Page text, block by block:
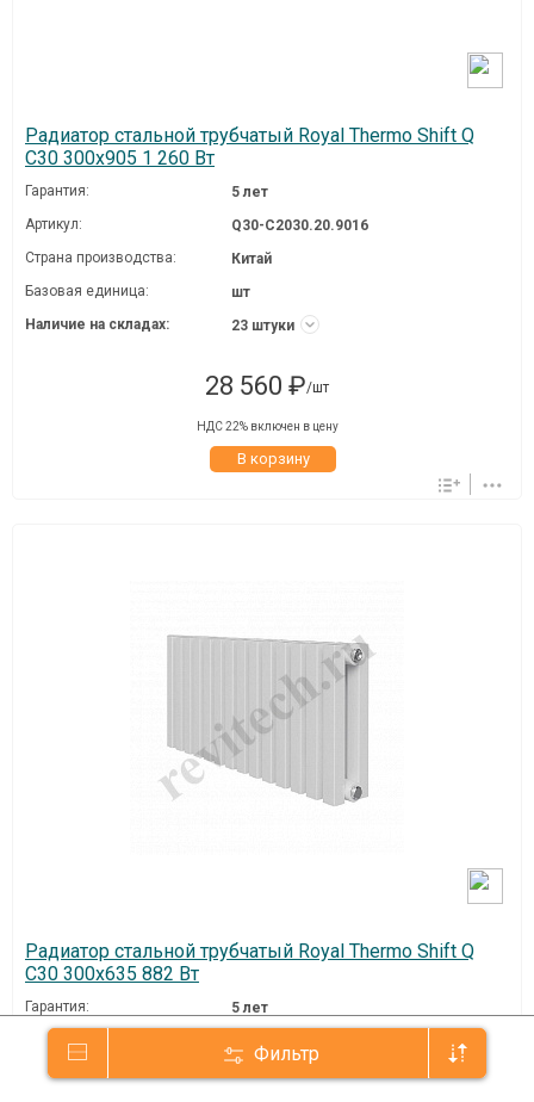
Фильтр
Радиатор стальной трубчатый Royal Thermo Shift Q
C30 300x905 1 260 Вт
Гарантия:
5 лет
Артикул:
Q30-C2030.20.9016
Страна производства:
Китай
Базовая единица:
шт
Наличие на складах:
23 штуки
28 560 ₽/шт
НДС 22% включен в цену
В корзину
Радиатор стальной трубчатый Royal Thermo Shift Q
C30 300x635 882 Вт
Гарантия:
5 лет
Артикул:
Q30-C2030.14.9016
Страна производства:
Китай